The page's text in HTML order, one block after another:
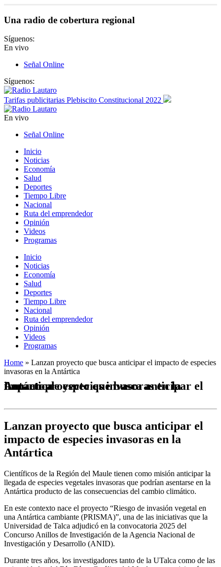
Una radio de cobertura regional
Síguenos:
En vivo
Señal Online
Síguenos:
Tarifas publicitarias Plebiscito Constitucional 2022
En vivo
Señal Online
Inicio
Noticias
Economía
Salud
Deportes
Tiempo Libre
Nacional
Ruta del emprendedor
Opinión
Videos
Programas
Inicio
Noticias
Economía
Salud
Deportes
Tiempo Libre
Nacional
Ruta del emprendedor
Opinión
Videos
Programas
Home » Lanzan proyecto que busca anticipar el impacto de especies
invasoras en la Antártica
Lanzan proyecto que busca anticipar el impacto de especies invasoras en la Antártica
Lanzan proyecto que busca anticipar el
impacto de especies invasoras en la
Antártica
Científicos de la Región del Maule tienen como misión anticipar la
llegada de especies vegetales invasoras que podrían asentarse en la
Antártica producto de las consecuencias del cambio climático.
En este contexto nace el proyecto “Riesgo de invasión vegetal en
una Antártica cambiante (PRISMA)”, una de las iniciativas que la
Universidad de Talca adjudicó en la convocatoria 2025 del
Concurso Anillos de Investigación de la Agencia Nacional de
Investigación y Desarrollo (ANID).
Durante tres años, los investigadores tanto de la UTalca como de las